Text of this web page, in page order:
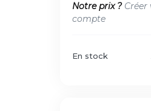
Notre prix ? Créer
compte
En stock